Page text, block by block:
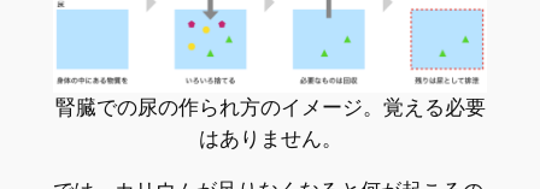
腎臓での尿の作られ方のイメージ。覚える必要
はありません。